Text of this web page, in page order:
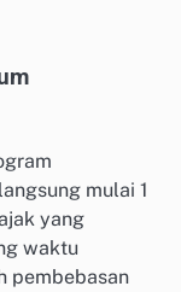
mulai 1
yang
waktu
pembebasan